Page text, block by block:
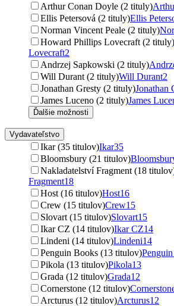
Arthur Conan Doyle (2 tituly)
Ellis Petersová (2 tituly)Ellis
Norman Vincent Peale (2 tituly)
Howard Phillips Lovecraft (2 tituly)
Lovecraft2
Andrzej Sapkowski (2 tituly)
Will Durant (2 tituly)Will Durant2
Jonathan Gresty (2 tituly)Jonathan
James Luceno (2 tituly)James
Ďalšie možnosti
Vydavateľstvo
Ikar (35 titulov)Ikar35
Bloomsbury (21 titulov)
Nakladatelství Fragment (18
Fragment18
Host (16 titulov)Host16
Crew (15 titulov)Crew15
Slovart (15 titulov)Slovart15
Ikar CZ (14 titulov)Ikar CZ14
Lindeni (14 titulov)Lindeni14
Penguin Books (13 titulov)
Pikola (13 titulov)Pikola13
Grada (12 titulov)Grada12
Cornerstone (12 titulov)
Arcturus (12 titulov)Arcturus12